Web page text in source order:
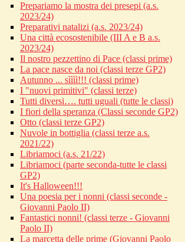
Prepariamo la mostra dei presepi (a.s.
2023/24)
Preparativi natalizi (a.s. 2023/24)
Una città ecosostenibile (III A e B a.s.
2023/24)
Il nostro pezzettino di Pace (classi prime)
La pace nasce da noi (classi terze GP2)
Autunno ... sìììì!!! (classi prime)
I "nuovi primitivi" (classi terze)
Tutti diversi…. tutti uguali (tutte le classi)
I fiori della speranza (Classi seconde GP2)
Otto (classi terze GP2)
Nuvole in bottiglia (classi terze a.s.
2021/22)
Libriamoci (a.s. 21/22)
Libriamoci (parte seconda-tutte le classi
GP2)
It's Halloween!!!
Una poesia per i nonni (classi seconde -
Giovanni Paolo II)
Fantastici nonni! (classi terze - Giovanni
Paolo II)
La marcetta delle prime (Giovanni Paolo